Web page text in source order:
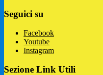
Seguici su
Facebook
Youtube
Instagram
Sezione Link Utili